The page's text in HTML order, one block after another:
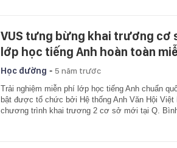
VUS tưng bừng khai trương cơ
lớp học tiếng Anh hoàn toàn
Học đường - 5 năm trước
Trải nghiệm miễn phí lớp học tiếng Anh chuẩn
bật được tổ chức bởi Hệ thống Anh Văn Hội Việt
chương trình khai trương 2 cơ sở mới tại Q.